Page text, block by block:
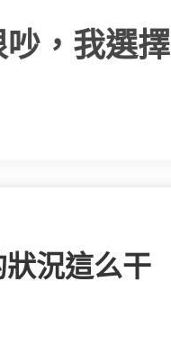
，我選
況這么干